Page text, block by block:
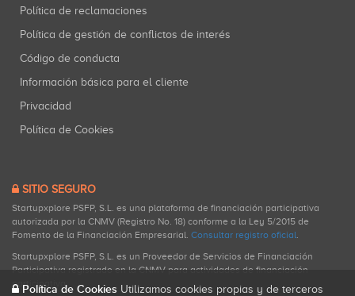
Política de reclamaciones
Política de gestión de conflictos de interés
Código de conducta
Información básica para el cliente
Privacidad
Política de Cookies
SITIO SEGURO
Startupxplore PSFP, S.L. es una plataforma de financiación participativa
autorizada por la CNMV (Registro No. 18) conforme a la Ley 5/2015 de
Fomento de la Financiación Empresarial. Consultar registro oficial.
Startupxplore PSFP, S.L. es un Proveedor de Servicios de Financiación
Participativa registrado en la CNMV para actividades de financiación
participativa.
Política de Cookies Utilizamos cookies propias y de terceros